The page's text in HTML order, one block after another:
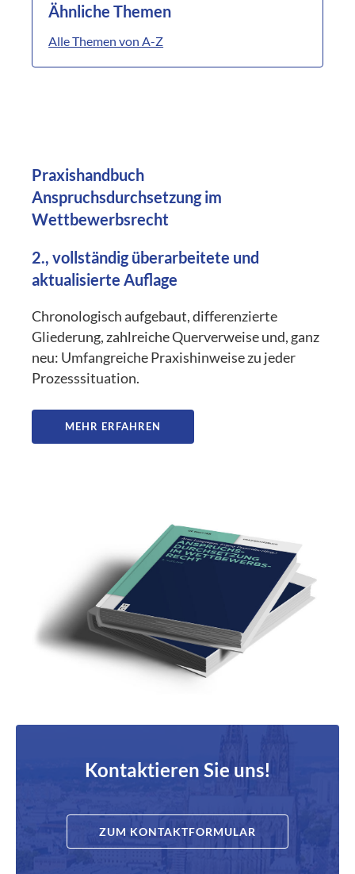
Ähnliche Themen
Alle Themen von A-Z
Praxishandbuch
Anspruchsdurchsetzung im
Wettbewerbsrecht
2., vollständig überarbeitete und
aktualisierte Auflage
Chronologisch aufgebaut, differenzierte
Gliederung, zahlreiche Querverweise und, ganz
neu: Umfangreiche Praxishinweise zu jeder
Prozesssituation.
MEHR ERFAHREN
Kontaktieren Sie uns!
ZUM KONTAKTFORMULAR